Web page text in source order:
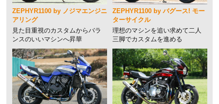
ZEPHYR1100 by ノジマエンジニ
アリング
見た目重視のカスタムからバラ
ンスのいいマシンへ昇華
ZEPHYR1100 by バグース! モー
ターサイクル
理想のマシンを追い求めて二人
三脚でカスタムを進める